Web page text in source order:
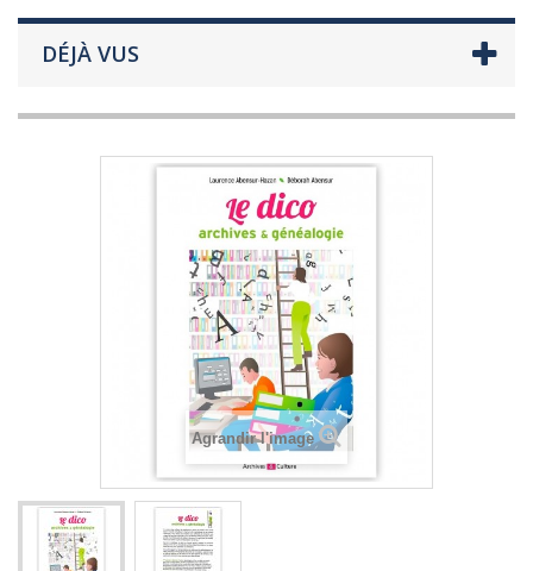
DÉJÀ VUS
Agrandir l'image